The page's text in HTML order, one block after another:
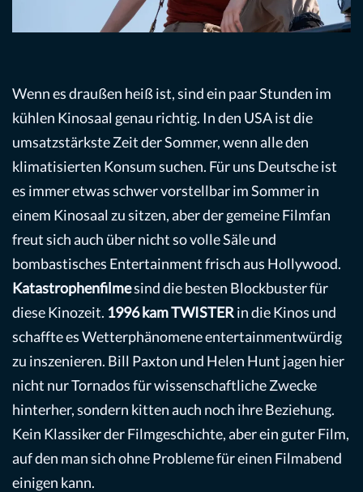
Wenn es draußen heiß ist, sind ein paar Stunden im
kühlen Kinosaal genau richtig. In den USA ist die
umsatzstärkste Zeit der Sommer, wenn alle den
klimatisierten Konsum suchen. Für uns Deutsche ist
es immer etwas schwer vorstellbar im Sommer in
einem Kinosaal zu sitzen, aber der gemeine Filmfan
freut sich auch über nicht so volle Säle und
bombastisches Entertainment frisch aus Hollywood.
Katastrophenfilmesind die besten Blockbuster für
diese Kinozeit. 1996 kam TWISTERin die Kinos und
schaffte es Wetterphänomene entertainmentwürdig
zu inszenieren. Bill Paxton und Helen Hunt jagen hier
nicht nur Tornados für wissenschaftliche Zwecke
hinterher, sondern kitten auch noch ihre Beziehung.
Kein Klassiker der Filmgeschichte, aber ein guter Film,
auf den man sich ohne Probleme für einen Filmabend
einigen kann.